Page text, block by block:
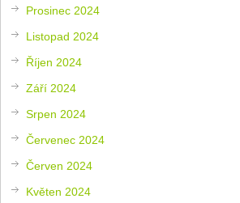
Prosinec 2024
Listopad 2024
Říjen 2024
Září 2024
Srpen 2024
Červenec 2024
Červen 2024
Květen 2024